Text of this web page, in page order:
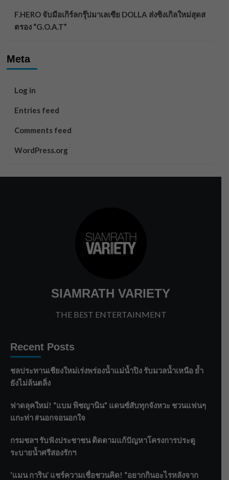
F.HERO จับมือเกิร์ลกรุ๊ปมาเลเซีย DOLLA ส่งซิงเกิลใหม่สุดส
ตรอง “G.O.A.T”
Meta
Log in
Entries feed
Comments feed
WordPress.org
SIAMRATH VARIETY
THE BEST ENTERTAINMENT
Recent Posts
ชลประทานเชียงใหม่เร่งพร่องน้ำแม่น้ำปิง รับมวลน้ำเหนือ ย้ำ
ยังไม่ล้นตลิ่ง
ฟาดลุคใหม่! “แบม พิชญานิน” แดนซ์สับทุกจังหวะ ชวนแฟนๆ
แกะท่า #นอกจอนอกใจ
กรมชลฯ รับฟังประชาชน ติดตามแก้ปัญหาโครงการประตู
ระบายน้ำศรีสองรักฯ
‘แมน การิน’ แชร์ความเชื่อชวนคิด! “อยากกินอะไรหลังจาก